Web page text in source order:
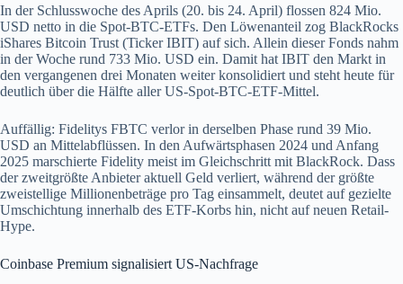
In der Schlusswoche des Aprils (20. bis 24. April) flossen 824 Mio.
USD netto in die Spot-BTC-ETFs. Den Löwenanteil zog BlackRocks
iShares Bitcoin Trust (Ticker IBIT) auf sich. Allein dieser Fonds nahm
in der Woche rund 733 Mio. USD ein. Damit hat IBIT den Markt in
den vergangenen drei Monaten weiter konsolidiert und steht heute für
deutlich über die Hälfte aller US-Spot-BTC-ETF-Mittel.
Auffällig: Fidelitys FBTC verlor in derselben Phase rund 39 Mio.
USD an Mittelabflüssen. In den Aufwärtsphasen 2024 und Anfang
2025 marschierte Fidelity meist im Gleichschritt mit BlackRock. Dass
der zweitgrößte Anbieter aktuell Geld verliert, während der größte
zweistellige Millionenbeträge pro Tag einsammelt, deutet auf gezielte
Umschichtung innerhalb des ETF-Korbs hin, nicht auf neuen Retail-
Hype.
Coinbase Premium signalisiert US-Nachfrage